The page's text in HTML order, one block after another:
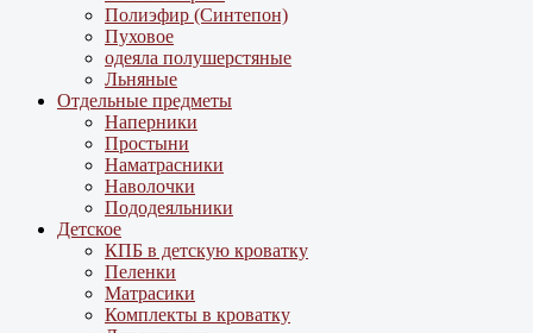
Полиэфир (Синтепон)
Пуховое
одеяла полушерстяные
Льняные
Отдельные предметы
Наперники
Простыни
Наматрасники
Наволочки
Пододеяльники
Детское
КПБ в детскую кроватку
Пеленки
Матрасики
Комплекты в кроватку